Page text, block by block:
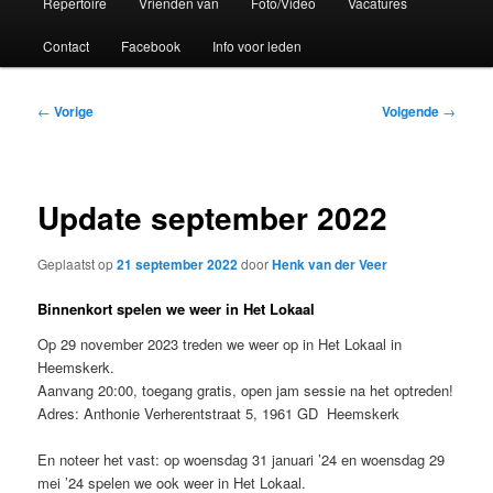
Contact Facebook Info voor leden
Bericht
← Vorige Volgende →
Update september 2022
Geplaatst op21 september 2022doorHenk van der Veer
Binnenkort spelen we weer in Het Lokaal
Op 29 november 2023 treden we weer op in Het Lokaal in
Heemskerk.
Aanvang 20:00, toegang gratis, open jam sessie na het optreden!
Adres: Anthonie Verherentstraat 5, 1961 GD Heemskerk
En noteer het vast: op woensdag 31 januari ’24 en woensdag 29
mei ’24 spelen we ook weer in Het Lokaal.